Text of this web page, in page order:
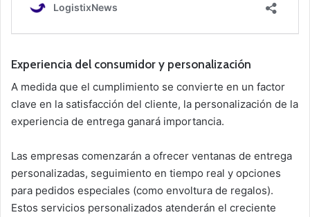
Experiencia del consumidor y personalización
A medida que el cumplimiento se convierte en un factor
clave en la satisfacción del cliente, la personalización de la
experiencia de entrega ganará importancia.
Las empresas comenzarán a ofrecer ventanas de entrega
personalizadas, seguimiento en tiempo real y opciones
para pedidos especiales (como envoltura de regalos).
Estos servicios personalizados atenderán el creciente